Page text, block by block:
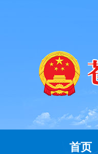
首页